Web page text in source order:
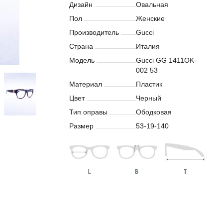
Дизайн
Овальная
Пол
Женские
Производитель
Gucci
Страна
Италия
Модель
Gucci GG 1411OK-
002 53
Материал
Пластик
Цвет
Черный
Тип оправы
Ободковая
Размер
53-19-140